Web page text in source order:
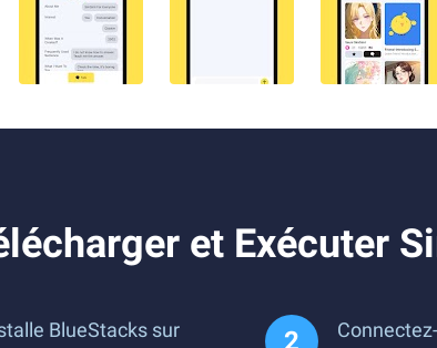
et Exécuter
BlueStacks sur